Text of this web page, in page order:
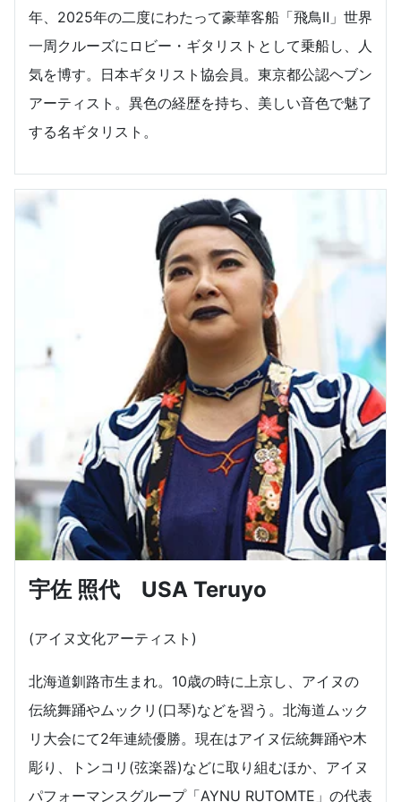
年、2025年の二度にわたって豪華客船「飛鳥Ⅱ」世界
一周クルーズにロビー・ギタリストとして乗船し、人
気を博す。日本ギタリスト協会員。東京都公認ヘブン
アーティスト。異色の経歴を持ち、美しい音色で魅了
する名ギタリスト。
宇佐 照代 USA Teruyo
(アイヌ文化アーティスト)
北海道釧路市生まれ。10歳の時に上京し、アイヌの
伝統舞踊やムックリ(口琴)などを習う。北海道ムック
リ大会にて2年連続優勝。現在はアイヌ伝統舞踊や木
彫り、トンコリ(弦楽器)などに取り組むほか、アイヌ
パフォーマンスグループ「AYNU RUTOMTE」の代表